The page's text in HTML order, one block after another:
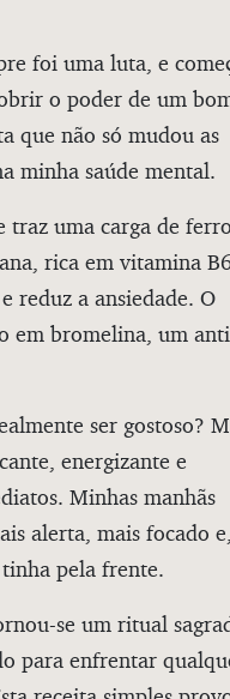
foi uma luta, e
o poder de um
que não só mudou as
minha saúde mental.
traz uma carga de ferro,
rica em vitamina
reduz a ansiedade. O
em bromelina, um
ser gostoso?
energizante e
Minhas manhãs
alerta, mais focado e,
pela frente.
se um ritual
para enfrentar